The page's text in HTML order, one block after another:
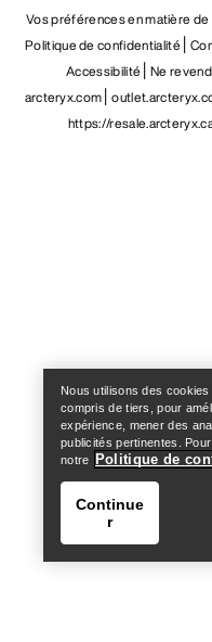
Vos préférences en matière
Politique de confidentialité
Accessibilité Ne
arcteryx.com
https://
Nous utilisons des
compris de tiers, pour
expérience, mener des
publicités pertinentes.
notre
Politique de
Continue
r